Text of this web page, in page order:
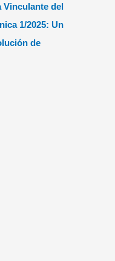
Vinculante del
1/2025: Un
de